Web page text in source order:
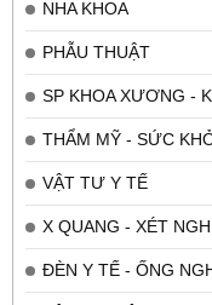
NHA KHOA
PHẪU THUẬT
SP KHOA XƯƠNG -
THẨM MỸ - SỨC
VẬT TƯ Y TẾ
X QUANG - XÉT
ĐÈN Y TẾ - ỐNG